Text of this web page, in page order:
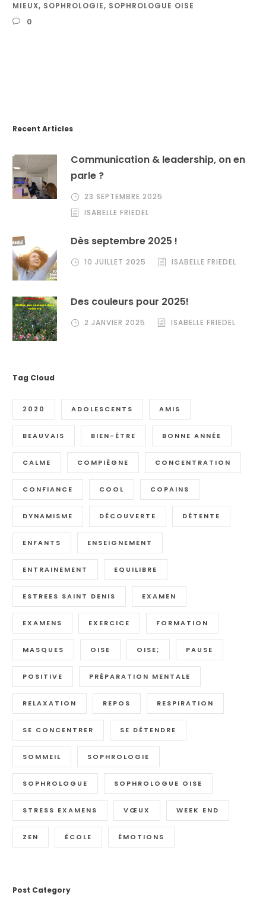
MIEUX, SOPHROLOGIE, SOPHROLOGUE OISE
0
Recent Articles
Communication & leadership, on en
parle ?
23 SEPTEMBRE 2025
ISABELLE FRIEDEL
Dès septembre 2025 !
10 JUILLET 2025 ISABELLE FRIEDEL
Des couleurs pour 2025!
2 JANVIER 2025 ISABELLE FRIEDEL
Tag Cloud
2020 ADOLESCENTS AMIS
BEAUVAIS BIEN-ÊTRE BONNE ANNÉE
CALME COMPIÈGNE CONCENTRATION
CONFIANCE COOL COPAINS
DYNAMISME DÉCOUVERTE DÉTENTE
ENFANTS ENSEIGNEMENT
ENTRAINEMENT EQUILIBRE
ESTREES SAINT DENIS EXAMEN
EXAMENS EXERCICE FORMATION
MASQUES OISE OISE; PAUSE
POSITIVE PRÉPARATION MENTALE
RELAXATION REPOS RESPIRATION
SE CONCENTRER SE DÉTENDRE
SOMMEIL SOPHROLOGIE
SOPHROLOGUE SOPHROLOGUE OISE
STRESS EXAMENS VŒUX WEEK END
ZEN ÉCOLE ÉMOTIONS
Post Category